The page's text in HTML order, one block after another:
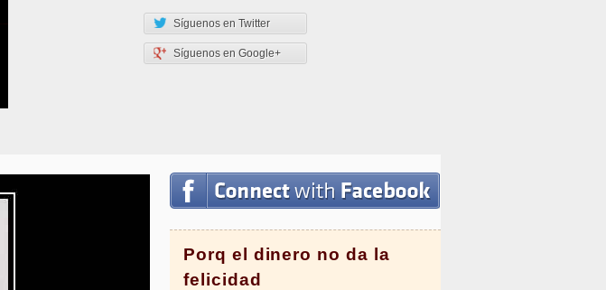
Porq el dinero no da la
felicidad
Síguenos en Twitter
Síguenos en Google+